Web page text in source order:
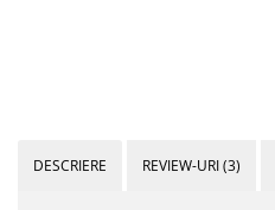
DESCRIERE REVIEW-URI(3)